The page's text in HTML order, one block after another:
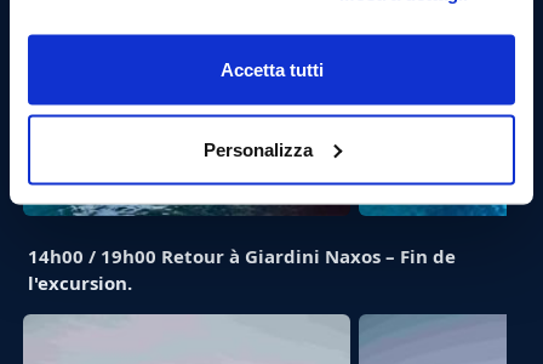
Accetta tutti
Personalizza
14h00 / 19h00 Retour à Giardini Naxos – Fin de
l'excursion.